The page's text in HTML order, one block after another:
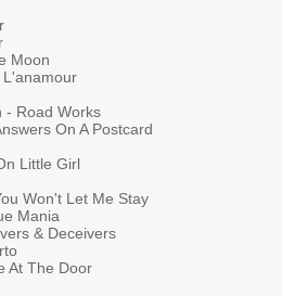
Moon
- Road Works
On A Postcard
Little Girl
Won't Let Me Stay
Mania
& Deceivers
At The Door